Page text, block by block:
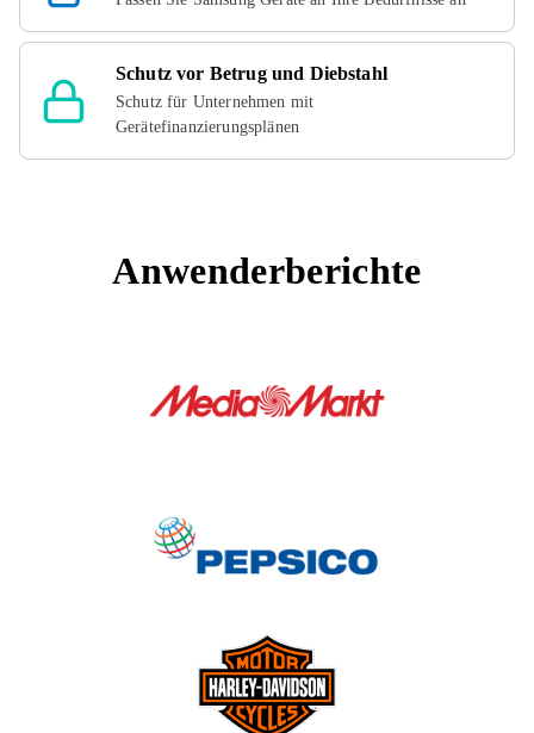
Schutz vor Betrug und Diebstahl
Schutz für Unternehmen mit
Gerätefinanzierungsplänen
Anwenderberichte